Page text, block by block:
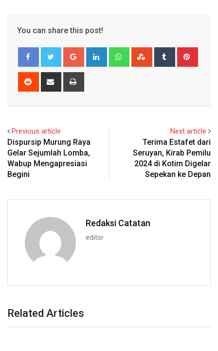
You can share this post!
Google+ LinkedIn WhatsappStumbleUpon
Tumblr
Reddit
Share
Previous article
Dispursip Murung Raya
Gelar Sejumlah Lomba,
Wabup Mengapresiasi
Begini
Next article
Terima Estafet dari
Seruyan, Kirab Pemilu
2024 di Kotim Digelar
Sepekan ke Depan
Redaksi Catatan
editor
Related Articles